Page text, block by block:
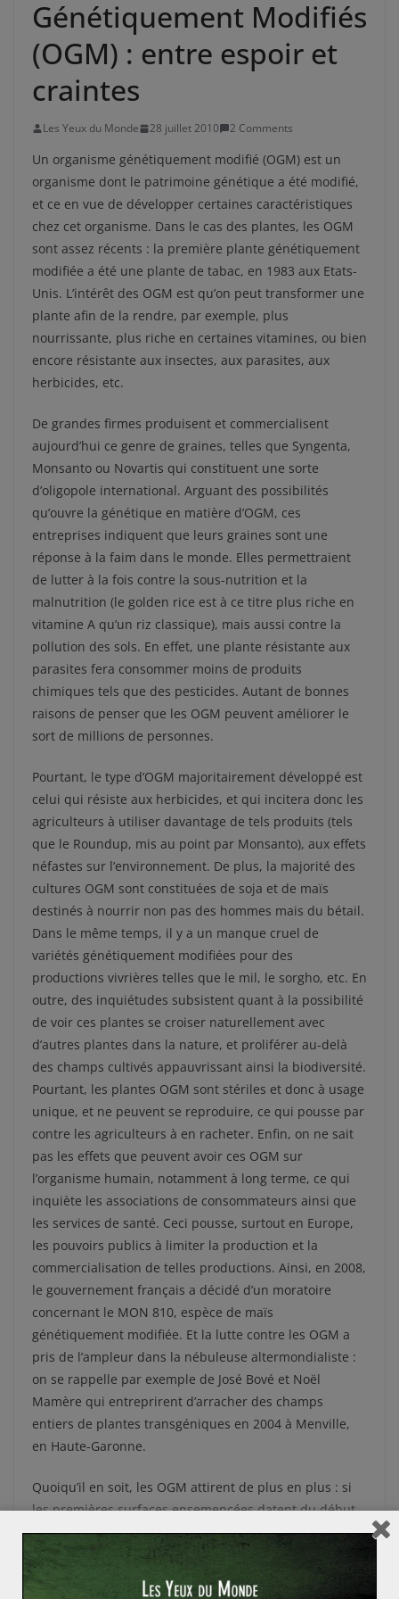
Génétiquement Modifiés
(OGM) : entre espoir et
craintes
Les Yeux du Monde 28 juillet 2010 2 Comments
Un organisme génétiquement modifié (OGM) est un
organisme dont le patrimoine génétique a été modifié,
et ce en vue de développer certaines caractéristiques
chez cet organisme. Dans le cas des plantes, les OGM
sont assez récents : la première plante génétiquement
modifiée a été une plante de tabac, en 1983 aux Etats-
Unis. L’intérêt des OGM est qu’on peut transformer une
plante afin de la rendre, par exemple, plus
nourrissante, plus riche en certaines vitamines, ou bien
encore résistante aux insectes, aux parasites, aux
herbicides, etc.
De grandes firmes produisent et commercialisent
aujourd’hui ce genre de graines, telles que Syngenta,
Monsanto ou Novartis qui constituent une sorte
d’oligopole international. Arguant des possibilités
qu’ouvre la génétique en matière d’OGM, ces
entreprises indiquent que leurs graines sont une
réponse à la faim dans le monde. Elles permettraient
de lutter à la fois contre la sous-nutrition et la
malnutrition (le golden rice est à ce titre plus riche en
vitamine A qu’un riz classique), mais aussi contre la
pollution des sols. En effet, une plante résistante aux
parasites fera consommer moins de produits
chimiques tels que des pesticides. Autant de bonnes
raisons de penser que les OGM peuvent améliorer le
sort de millions de personnes.
Pourtant, le type d’OGM majoritairement développé est
celui qui résiste aux herbicides, et qui incitera donc les
agriculteurs à utiliser davantage de tels produits (tels
que le Roundup, mis au point par Monsanto), aux effets
néfastes sur l’environnement. De plus, la majorité des
cultures OGM sont constituées de soja et de maïs
destinés à nourrir non pas des hommes mais du bétail.
Dans le même temps, il y a un manque cruel de
variétés génétiquement modifiées pour des
productions vivrières telles que le mil, le sorgho, etc. En
outre, des inquiétudes subsistent quant à la possibilité
de voir ces plantes se croiser naturellement avec
d’autres plantes dans la nature, et proliférer au-delà
des champs cultivés appauvrissant ainsi la biodiversité.
Pourtant, les plantes OGM sont stériles et donc à usage
unique, et ne peuvent se reproduire, ce qui pousse par
contre les agriculteurs à en racheter. Enfin, on ne sait
pas les effets que peuvent avoir ces OGM sur
l’organisme humain, notamment à long terme, ce qui
inquiète les associations de consommateurs ainsi que
les services de santé. Ceci pousse, surtout en Europe,
les pouvoirs publics à limiter la production et la
commercialisation de telles productions. Ainsi, en 2008,
le gouvernement français a décidé d’un moratoire
concernant le MON 810, espèce de maïs
génétiquement modifiée. Et la lutte contre les OGM a
pris de l’ampleur dans la nébuleuse altermondialiste :
on se rappelle par exemple de José Bové et Noël
Mamère qui entreprirent d’arracher des champs
entiers de plantes transgéniques en 2004 à Menville,
en Haute-Garonne.
Quoiqu’il en soit, les OGM attirent de plus en plus : si
les premières surfaces ensemencées datent du début
des années 1990, elles représentaient en 2009 134
millions d’hectares, soit près de 9% des surfaces
cultivées.